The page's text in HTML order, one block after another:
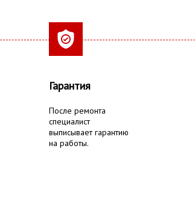
Гарантия
После ремонта
специалист
выписывает гарантию
на работы.